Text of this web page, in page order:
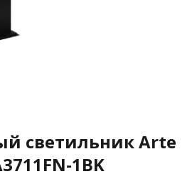
светильник Arte
1BK